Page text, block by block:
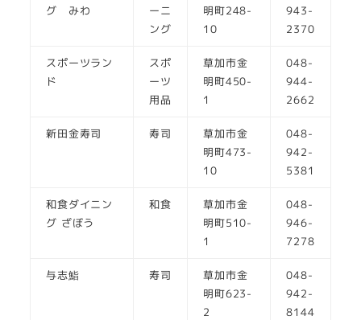
グ みわ
ーニ
ング
明町248-
10
943-
2370
スポーツラン
ド
スポ
ーツ
用品
草加市金
明町450-
1
048-
944-
2662
新田金寿司 寿司
草加市金
明町473-
10
048-
942-
5381
和食ダイニン
グ ざぼう
和食
草加市金
明町510-
1
048-
946-
7278
与志鮨 寿司
草加市金
明町623-
2
048-
942-
8144